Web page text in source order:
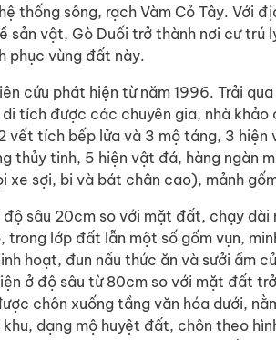
thống sông, rạch Vàm Cỏ Tây. Với
sản vật, Gò Duối trở thành nơi cư trú
phục vùng đất này.
cứu phát hiện từ năm 1996. Trải
tích được các chuyên gia, nhà khảo
vết tích bếp lửa và 3 mộ táng, 3 hiện
thủy tinh, 5 hiện vật đá, hàng ngàn
xe sợi, bi và bát chân cao), mảnh
sâu 20cm so với mặt đất, chạy dài
trong lớp đất lẫn một số gốm vụn,
hoạt, đun nấu thức ăn và sưởi ấm
ở độ sâu từ 80cm so với mặt đất
chôn xuống tầng văn hóa dưới,
dạng mộ huyệt đất, chôn theo